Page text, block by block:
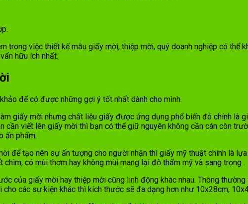
trong việc thiết kế mẫu giấy mời, thiệp mời, quý doanh nghiệp có
hữu ích nhất.
để có được những gợi ý tốt nhất dành cho mình.
giấy mời nhưng chất liệu giấy được ứng dụng phổ biến đó chính
cần viết lên giấy mời thì bạn có thể giữ nguyên không cần cán còn
ấn phẩm.
để tạo nên sự ấn tượng cho người nhận thì giấy mỹ thuật chính là
chìm, có mùi thơm hay không mùi mang lại độ thẩm mỹ và sang trọng .
của giấy mời hay thiệp mời cũng linh động khác nhau. Thông
các sự kiện khác thì kích thước sẽ đa dạng hơn như 10x28cm;